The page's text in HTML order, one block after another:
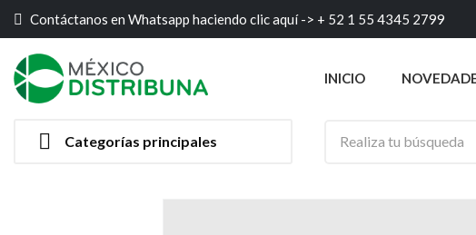
Contáctanos en Whatsapp haciendo clic aquí -> + 52 1 55 4345 2799
INICIO
 Categorías principales